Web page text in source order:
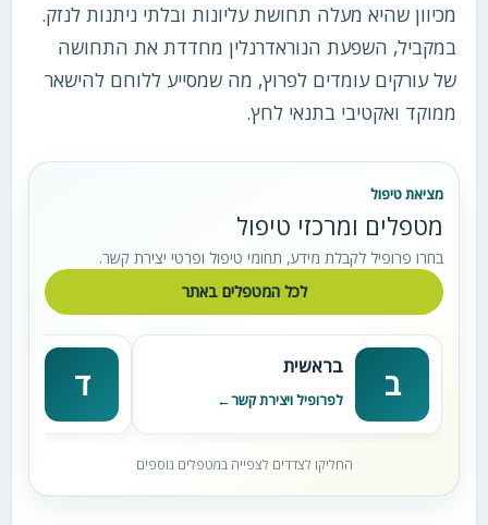
מכיוון שהיא מעלה תחושת עליונות ובלתי ניתנות לנזק.
במקביל, השפעת הנוראדרנלין מחדדת את התחושה
של עורקים עומדים לפרוץ, מה שמסייע ללוחם להישאר
ממוקד ואקטיבי בתנאי לחץ.
מציאת טיפול
מטפלים ומרכזי טיפול
בחרו פרופיל לקבלת מידע, תחומי טיפול ופרטי יצירת קשר.
לכל המטפלים באתר
ב בראשית
לפרופיל ויצירת קשר ד
החליקו לצדדים לצפייה במטפלים נוספים